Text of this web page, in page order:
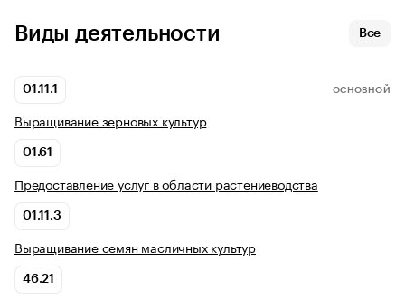
Виды деятельности Все
01.11.1 ОСНОВНОЙ
Выращивание зерновых культур
01.61
Предоставление услуг в области растениеводства
01.11.3
Выращивание семян масличных культур
46.21